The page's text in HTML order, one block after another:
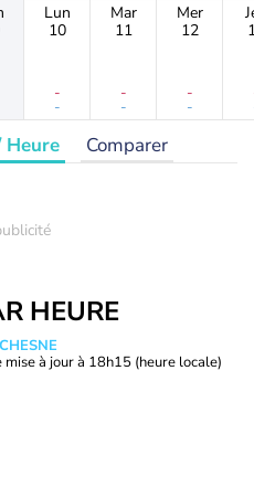
Lun
10
-
-
Mar
11
-
-
Mer
12
-
-
Heure Comparer
HEURE
mise à jour à 18h15 (heure locale)